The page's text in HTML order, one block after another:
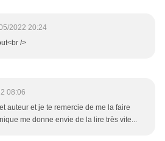
2022 20:24
/>
08:06
auteur et je te remercie de me la faire
me donne envie de la lire très vite...